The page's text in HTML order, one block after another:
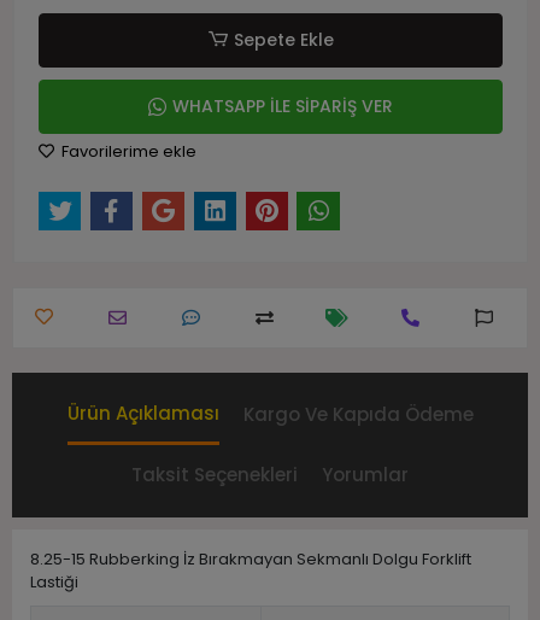
Sepete Ekle
WHATSAPP İLE SİPARİŞ VER
Favorilerime ekle
Ürün Açıklaması Kargo Ve Kapıda Ödeme
Taksit Seçenekleri Yorumlar
8.25-15 Rubberking İz Bırakmayan Sekmanlı Dolgu Forklift
Lastiği